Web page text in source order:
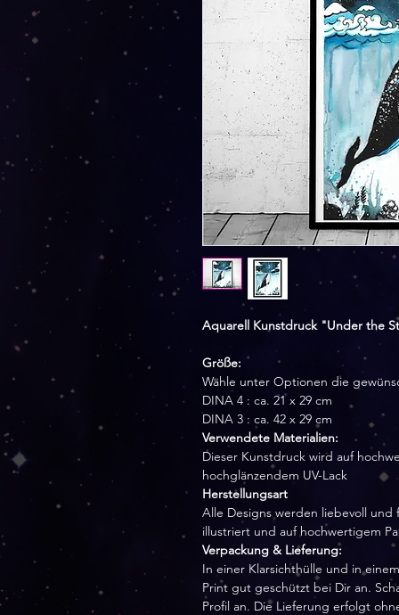
Aquarell Kunstdruck "Under the
Größe:
Wähle unter Optionen die
DINA 4 : ca. 21 x 29 cm
DINA 3 : ca. 42 x 29 cm
Verwendete Materialien:
Dieser Kunstdruck wird auf
hochglänzendem UV-Lack
Herstellungsart
Alle Designs werden liebevoll
illustriert und auf hochwertigem
Verpackung & Lieferung:
In einer Klarsichthülle und in
Print gut geschützt bei Dir an.
Profil an. Die Lieferung erfolgt